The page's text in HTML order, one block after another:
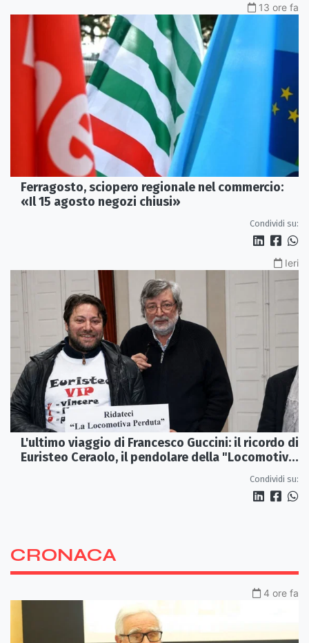
13 ore fa
Ferragosto, sciopero regionale nel commercio:
«Il 15 agosto negozi chiusi»
Condividi su:
Ieri
L'ultimo viaggio di Francesco Guccini: il ricordo di
Euristeo Ceraolo, il pendolare della "Locomotiva
Condividi su:
CRONACA
4 ore fa